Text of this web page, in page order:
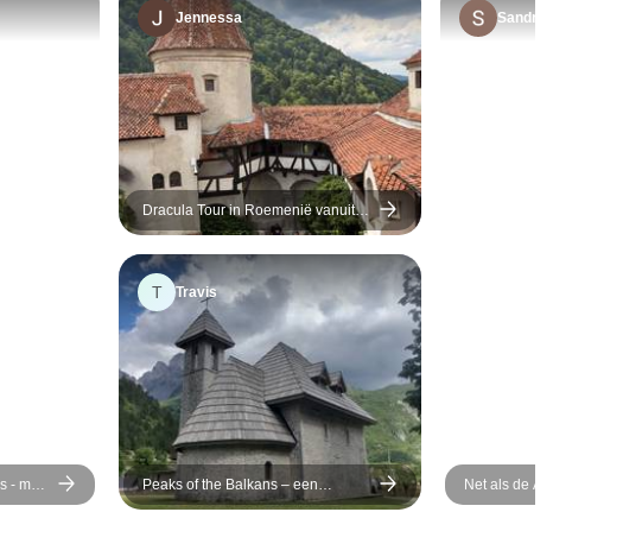
een goed geplande
route en de reisgroep was
speciale vermelding geven,
omdat hij liet zien dat hij
super gepassioneerd is
over zijn werk en zijn regio,
en Lidia voor haar
vriendelijkheid – ze heeft
echt goed voor ons gezorgd
– en de chauffeurs, want zij
waren ook heel aardig en
hebben deze ervaring naar
een hoger niveau getild.
- met
Jennessa
Dracula Tour in Roemenië vanuit
Boekarest inclusief "Het ritueel van
het doden van een levende dode''
T Travis
Peaks of the Balkans – een
zelfgeleide wandeltocht – 7 dagen
Sandra
Net als de Atheners: lang
stedentrip